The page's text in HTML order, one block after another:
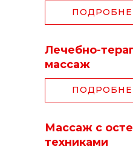
Лечебно-
массаж
Массаж с
техниками